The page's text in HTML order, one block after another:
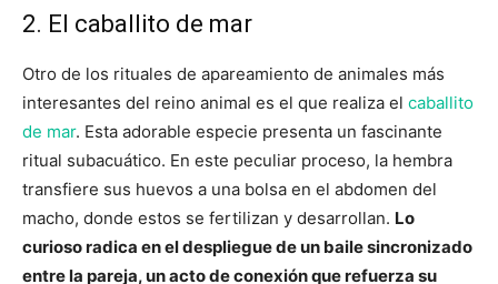
2. El caballito de mar
Otro de los rituales de apareamiento de animales más
interesantes del reino animal es el que realiza el caballito
de mar. Esta adorable especie presenta un fascinante
ritual subacuático. En este peculiar proceso, la hembra
transfiere sus huevos a una bolsa en el abdomen del
macho, donde estos se fertilizan y desarrollan. Lo
curioso radica en el despliegue de un baile sincronizado
entre la pareja, un acto de conexión que refuerza su